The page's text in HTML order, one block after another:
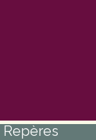
Repères